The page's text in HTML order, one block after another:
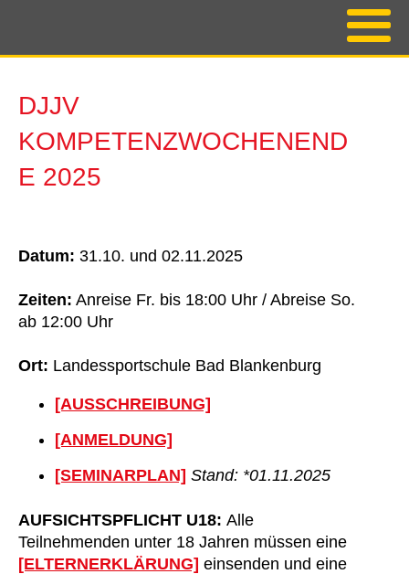
DJJV
KOMPETENZWOCHENEND
E 2025
Datum: 31.10. und 02.11.2025
Zeiten: Anreise Fr. bis 18:00 Uhr / Abreise So.
ab 12:00 Uhr
Ort: Landessportschule Bad Blankenburg
[AUSSCHREIBUNG]
[ANMELDUNG]
[SEMINARPLAN] Stand: *01.11.2025
AUFSICHTSPFLICHT U18: Alle
Teilnehmenden unter 18 Jahren müssen eine
[ELTERNERKLÄRUNG] einsenden und eine